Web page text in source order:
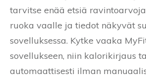
tarvitse enää etsiä ravintoarvoja
ruoka vaalle ja tiedot näkyvät
sovelluksessa. Kytke vaaka
sovellukseen, niin kalorikirjaus
automaattisesti ilman